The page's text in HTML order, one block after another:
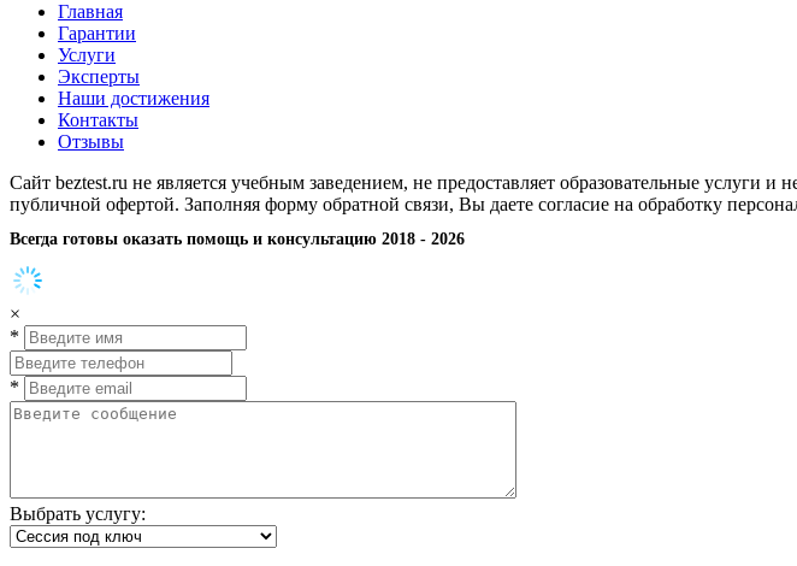
Главная
Гарантии
Услуги
Эксперты
Наши достижения
Контакты
Отзывы
Сайт beztest.ru не является учебным заведением, не предоставляет образовательные
публичной офертой. Заполняя форму обратной связи, Вы даете согласие на обработку
Всегда готовы оказать помощь и консультацию 2018 - 2026
×
*
*
Выбрать услугу: